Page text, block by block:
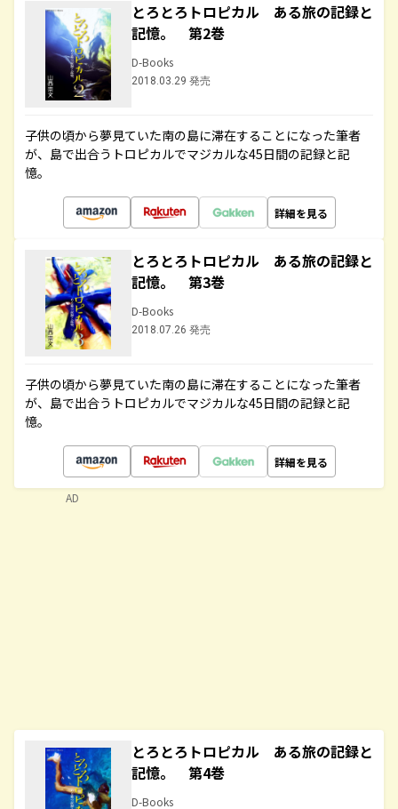
とろとろトロピカル ある旅の記録と
記憶。 第2巻
D-Books
2018.03.29 発売
子供の頃から夢見ていた南の島に滞在することになった筆者
が、島で出合うトロピカルでマジカルな45日間の記録と記
憶。
詳細を見る
とろとろトロピカル ある旅の記録と
記憶。 第3巻
D-Books
2018.07.26 発売
子供の頃から夢見ていた南の島に滞在することになった筆者
が、島で出合うトロピカルでマジカルな45日間の記録と記
憶。
詳細を見る
とろとろトロピカル ある旅の記録と
記憶。 第4巻
D-Books
AD